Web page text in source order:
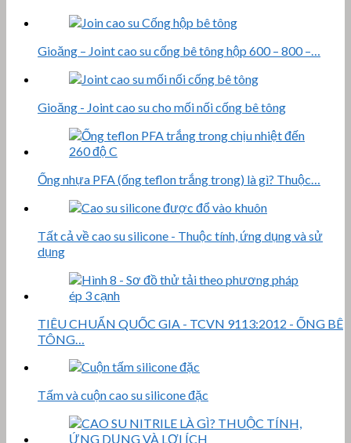
Gioăng – Joint cao su cống bê tông hộp 600 – 800 –…
Gioăng - Joint cao su cho mối nối cống bê tông
Ống nhựa PFA (ống teflon trắng trong) là gì? Thuộc…
Tất cả về cao su silicone - Thuộc tính, ứng dụng và sử
dụng
TIÊU CHUẨN QUỐC GIA - TCVN 9113:2012 - ỐNG BÊ
TÔNG…
Tấm và cuộn cao su silicone đặc